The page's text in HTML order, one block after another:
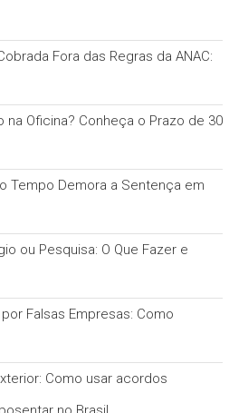
Fora das Regras da ANAC:
na Oficina? Conheça o Prazo de 30
Tempo Demora a Sentença em
ou Pesquisa: O Que Fazer e
Falsas Empresas: Como
Como usar acordos